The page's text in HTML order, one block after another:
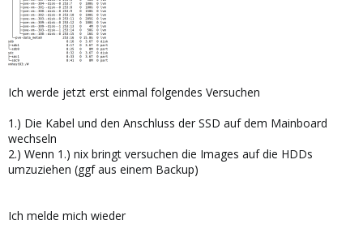
Ich werde jetzt erst einmal folgendes Versuchen
1.) Die Kabel und den Anschluss der SSD auf dem Mainboard
wechseln
2.) Wenn 1.) nix bringt versuchen die Images auf die HDDs
umzuziehen (ggf aus einem Backup)
Ich melde mich wieder